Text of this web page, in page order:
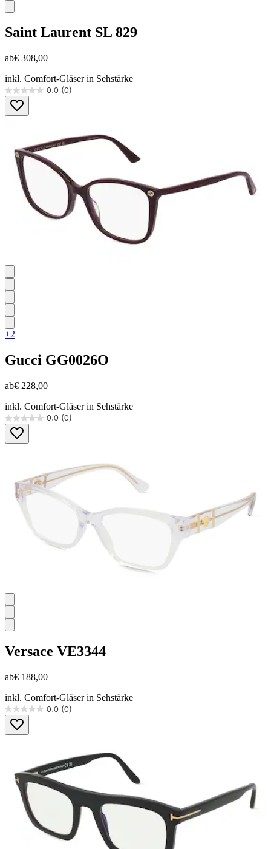
Saint Laurent SL 829
ab€ 308,00
inkl. Comfort-Gläser in Sehstärke
0.0 (0)
0.0
von
5
+2
Gucci GG0026O
ab€ 228,00
inkl. Comfort-Gläser in Sehstärke
0.0 (0)
0.0
von
5
Versace VE3344
ab€ 188,00
inkl. Comfort-Gläser in Sehstärke
0.0 (0)
0.0
von
5